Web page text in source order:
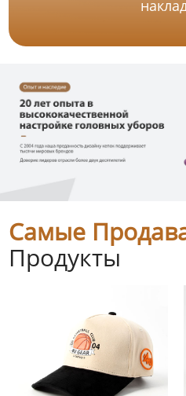
Самые
Продукты